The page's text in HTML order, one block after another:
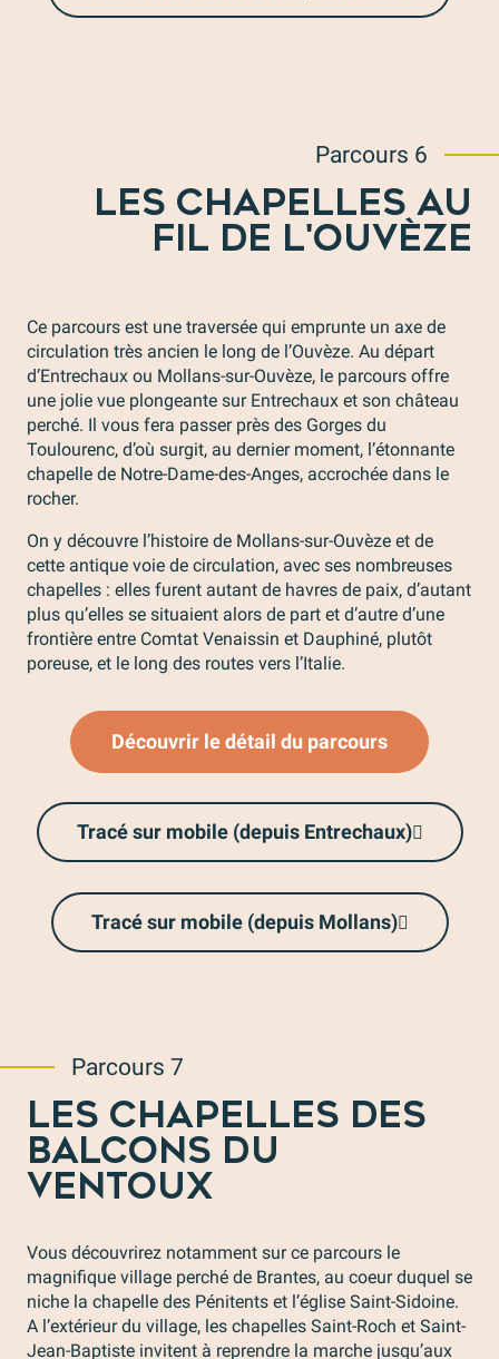
Parcours 6
LES CHAPELLES AU
FIL DE L'OUVÈZE
Ce parcours est une traversée qui emprunte un axe de
circulation très ancien le long de l’Ouvèze. Au départ
d’Entrechaux ou Mollans-sur-Ouvèze, le parcours offre
une jolie vue plongeante sur Entrechaux et son château
perché. Il vous fera passer près des Gorges du
Toulourenc, d’où surgit, au dernier moment, l’étonnante
chapelle de Notre-Dame-des-Anges, accrochée dans le
rocher.
On y découvre l’histoire de Mollans-sur-Ouvèze et de
cette antique voie de circulation, avec ses nombreuses
chapelles : elles furent autant de havres de paix, d’autant
plus qu’elles se situaient alors de part et d’autre d’une
frontière entre Comtat Venaissin et Dauphiné, plutôt
poreuse, et le long des routes vers l’Italie.
Découvrir le détail du parcours
Tracé sur mobile (depuis Entrechaux)
Tracé sur mobile (depuis Mollans)
Parcours 7
LES CHAPELLES DES
BALCONS DU
VENTOUX
Vous découvrirez notamment sur ce parcours le
magnifique village perché de Brantes, au coeur duquel se
niche la chapelle des Pénitents et l’église Saint-Sidoine.
A l’extérieur du village, les chapelles Saint-Roch et Saint-
Jean-Baptiste invitent à reprendre la marche jusqu’aux